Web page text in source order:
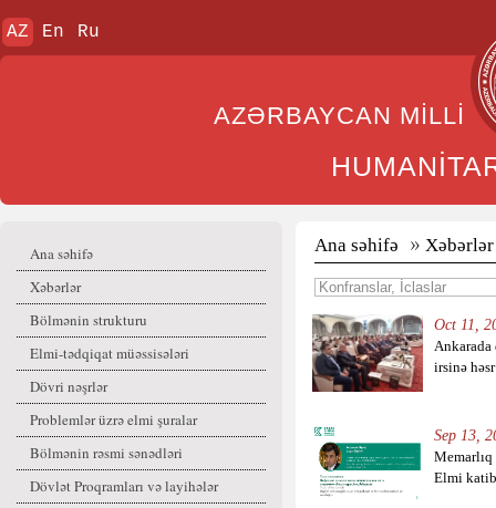
AZ En Ru
AZƏRBAYCAN
Ana səhifə
Xəbərlər
Bölmənin strukturu
Elmi-tədqiqat müəssisələri
Dövri nəşrlər
Problemlər üzrə elmi şuralar
Bölmənin rəsmi sənədləri
Dövlət Proqramları və layihələr
Ana səhifə Xəbərlər
Oct 11,
irsinə
Sep 13,
Elmi